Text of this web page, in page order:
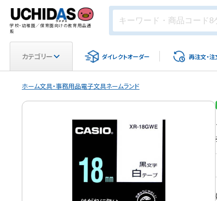
学校・幼稚園／保育園向けの教育用品通
販
カテゴリー ダイレクトオーダー 再注文・注
ホーム文具・事務用品電子文具ネームランド